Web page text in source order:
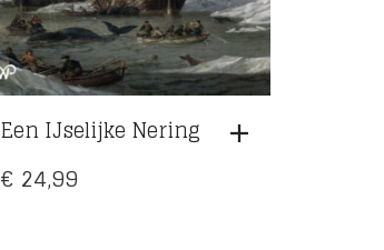
Een IJselijke Nering
€ 24,99